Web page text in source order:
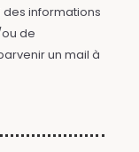
des informations
de
un mail à